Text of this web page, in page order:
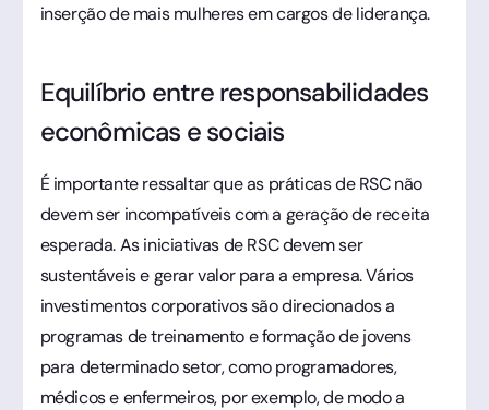
inserção de mais mulheres em cargos de liderança.
Equilíbrio entre responsabilidades
econômicas e sociais
É importante ressaltar que as práticas de RSC não
devem ser incompatíveis com a geração de receita
esperada. As iniciativas de RSC devem ser
sustentáveis e gerar valor para a empresa. Vários
investimentos corporativos são direcionados a
programas de treinamento e formação de jovens
para determinado setor, como programadores,
médicos e enfermeiros, por exemplo, de modo a